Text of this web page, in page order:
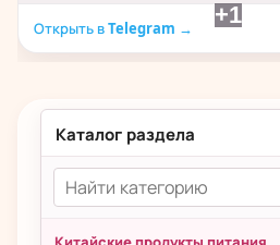
+1
Открыть в Telegram →
Каталог раздела